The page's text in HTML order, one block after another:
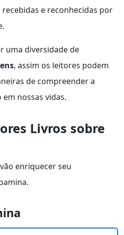
e reconhecidas por
uma diversidade de
, assim os leitores podem
de compreender a
nossas vidas.
Livros sobre
enriquecer seu